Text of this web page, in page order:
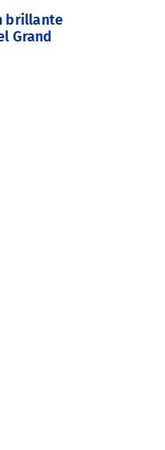
brillante
Grand